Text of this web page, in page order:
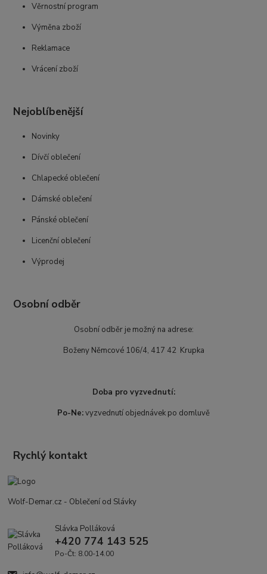
Věrnostní program
Výměna zboží
Reklamace
Vrácení zboží
Nejoblíbenější
Novinky
Dívčí oblečení
Chlapecké oblečení
Dámské oblečení
Pánské oblečení
Licenční oblečení
Výprodej
Osobní odběr
Osobní odběr je možný na adrese:
Boženy Němcové 106/4, 417 42 Krupka
Doba pro vyzvednutí:
Po-Ne:vyzvednutí objednávek po domluvě
Rychlý kontakt
Wolf-Demar.cz - Oblečení od Slávky
Slávka Polláková
+420 774 143 525
Po-Čt: 8.00-14.00